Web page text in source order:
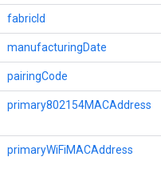
fabricId
manufacturingDate
pairingCode
primary802154MACAddress
primaryWiFiMACAddress